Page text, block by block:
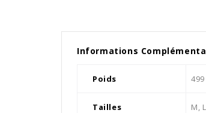
Informations
Poids
Tailles M,